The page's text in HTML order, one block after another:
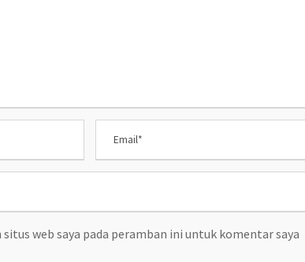
web saya pada peramban ini untuk komentar saya